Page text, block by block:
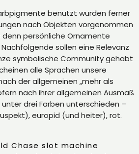
benutzt wurden ferner
nach Objekten vorgenommen
persönliche Ornamente
sollen eine Relevanz
symbolische Community gehabt
alle Sprachen unsere
der allgemeinen „mehr als
nach ihrer allgemeinen Ausmaß
drei Farben unterschieden –
europid (und heiter), rot.
Chase slot machine